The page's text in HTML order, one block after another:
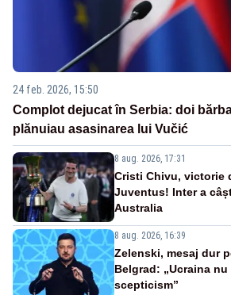
24 feb. 2026, 15:50
Complot dejucat în Serbia: doi
plănuiau asasinarea lui Vučić
8 aug. 2026, 17:31
Cristi Chivu, victorie
Juventus! Inter a
Australia
8 aug. 2026, 16:39
Zelenski, mesaj dur
Belgrad: „Ucraina
scepticism”